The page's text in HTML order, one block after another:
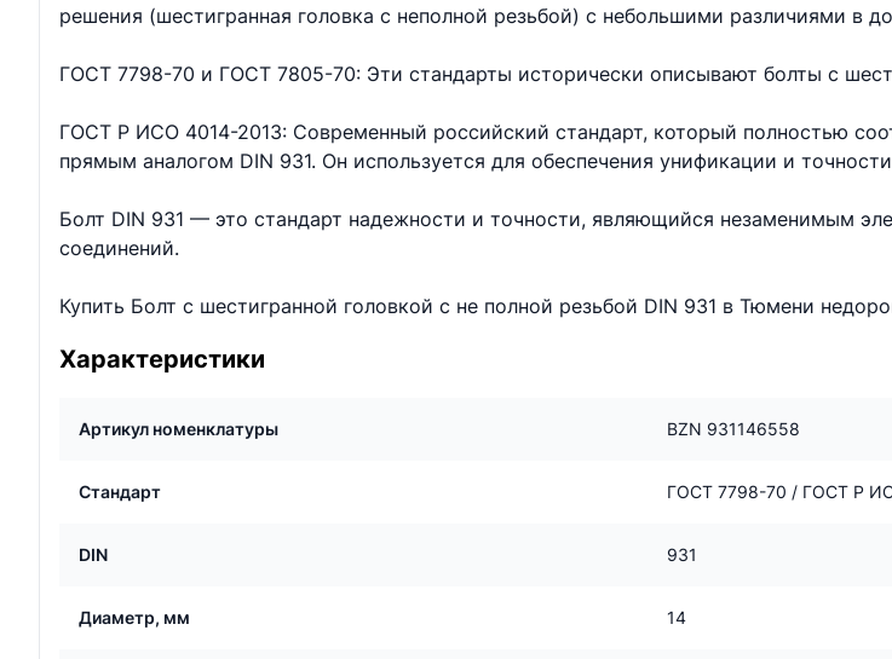
решения (шестигранная головка с неполной резьбой) с небольшими различиями в
ГОСТ 7798-70 и ГОСТ 7805-70: Эти стандарты исторически описывают болты с
ГОСТ Р ИСО 4014-2013: Современный российский стандарт, который полностью
прямым аналогом DIN 931. Он используется для обеспечения унификации и
Болт DIN 931 — это стандарт надежности и точности, являющийся незаменимым
соединений.
Купить Болт с шестигранной головкой с не полной резьбой DIN 931 в Тюмени
Характеристики
Артикул номенклатуры BZN 931146558
Стандарт ГОСТ 7798-70 / ГОСТ Р
DIN 931
Диаметр, мм 14